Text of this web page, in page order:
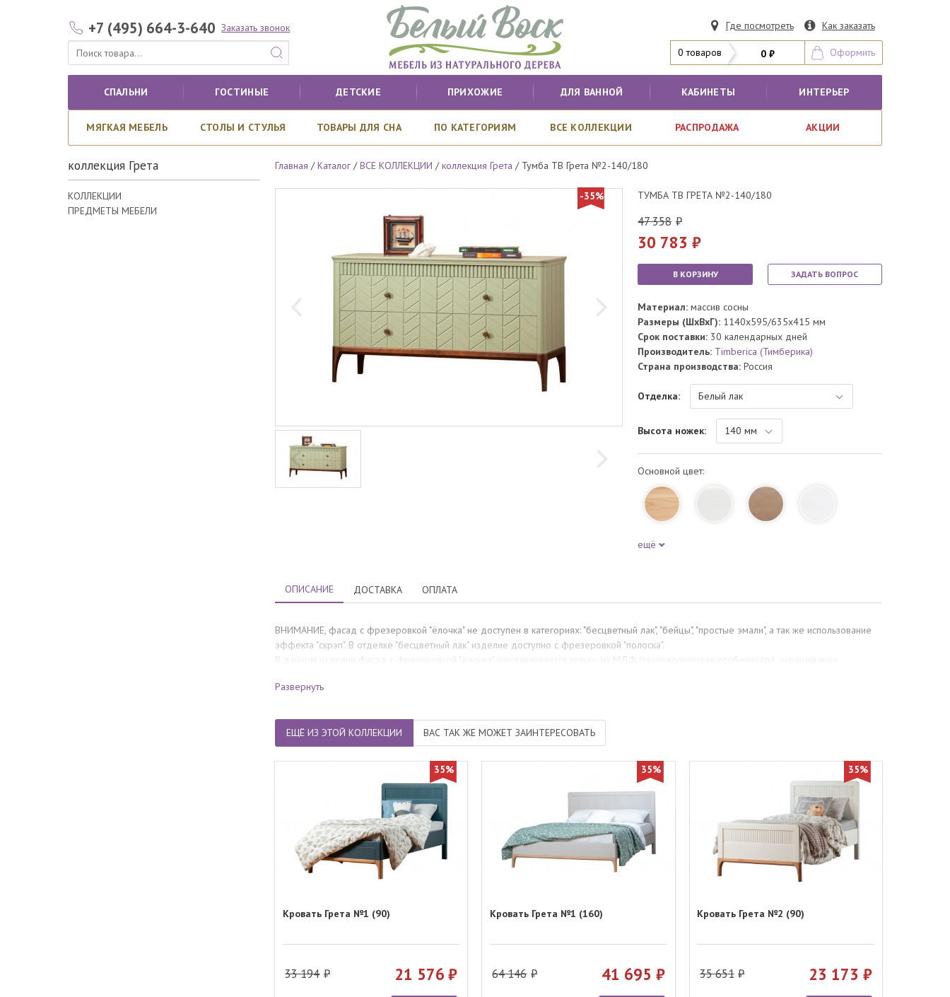
+7 (495) 664-3-640 Заказать звонок Где посмотреть Как заказать
0 товаров 0 ₽ Оформить
СПАЛЬНИ ГОСТИНЫЕ ДЕТСКИЕ ПРИХОЖИЕ ДЛЯ ВАННОЙ КАБИНЕТЫ ИНТЕРЬЕР
МЯГКАЯ МЕБЕЛЬ СТОЛЫ И СТУЛЬЯ ТОВАРЫ ДЛЯ СНА ПО КАТЕГОРИЯМ ВСЕ КОЛЛЕКЦИИ РАСПРОДАЖА АКЦИИ
коллекция Грета
КОЛЛЕКЦИИ
ПРЕДМЕТЫ МЕБЕЛИ
Главная /Каталог /ВСЕ КОЛЛЕКЦИИ /коллекция Грета / Тумба ТВ Грета №2-140/180
-35% ТУМБА ТВ ГРЕТА №2-140/180
47 358
30 783
В КОРЗИНУ ЗАДАТЬ ВОПРОС
Материал: массив сосны
Размеры (ШхВхГ): 1140x595/635x415 мм
Срок поставки: 30 календарных дней
Производитель: Timberica (Тимберика)
Страна производства: Россия
Отделка:
Высота ножек:
Основной цвет:
ещё
ОПИСАНИЕ ДОСТАВКА ОПЛАТА
ВНИМАНИЕ, фасад с фрезеровкой "ёлочка" не доступен в категориях: "бесцветный лак", "бейцы", "простые эмали", а так же использование
эффекта "скрэп". В отделке "бесцветный лак" изделие доступно с фрезеровкой "полоска".
В данном изделии фасад с фрезеровкой "ёлочка" изготавливается только из МДФ (технологическая особенность), окрашивание
Развернуть
ЕЩЁ ИЗ ЭТОЙ КОЛЛЕКЦИИ ВАС ТАК ЖЕ МОЖЕТ ЗАИНТЕРЕСОВАТЬ
35%
Кровать Грета №1 (90)
33 194 21 576
35%
Кровать Грета №1 (160)
64 146 41 695
35%
Кровать Грета №2 (90)
35 651 23 173